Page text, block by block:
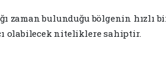
zaman bulunduğu bölgenin hızlı
olabilecek niteliklere sahiptir.